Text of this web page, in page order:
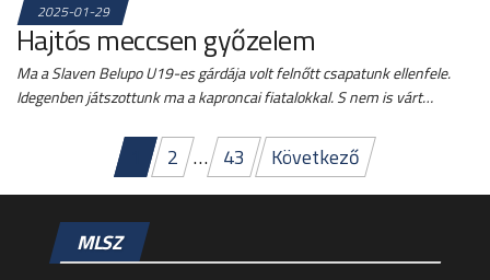
2025-01-29
Hajtós meccsen győzelem
Ma a Slaven Belupo U19-es gárdája volt felnőtt csapatunk ellenfele.
Idegenben játszottunk ma a kaproncai fiatalokkal. S nem is várt…
Bejegyzések
lapozása
2 … 43 Következő
MLSZ